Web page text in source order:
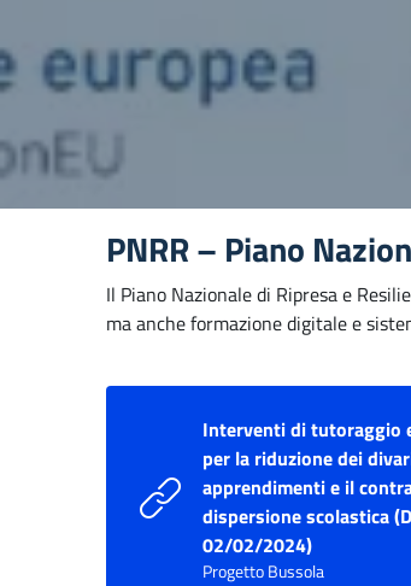
PNRR – Piano
Il Piano Nazionale di Ripresa e
ma anche formazione digitale e
Interventi di tutoraggio
per la riduzione dei
apprendimenti e il
dispersione scolastica
02/02/2024)
Progetto Bussola